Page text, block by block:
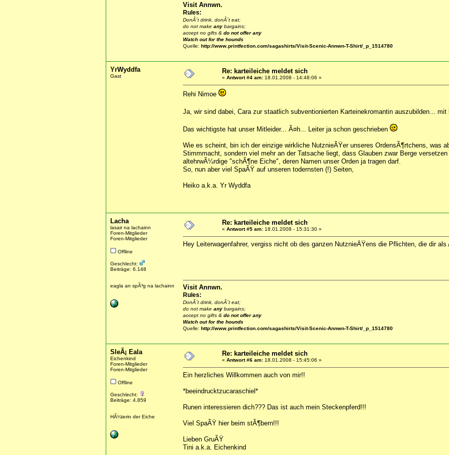
Visit Annwn.
Rules:
DonÂ´t drink, donÂ´t eat;
do not make any bargains;
accept no gifts & do not offer any
Watch out for the hounds
Quelle: http://www.printfection.com/sagashirts/Visit-Scenic-Annwn-T-Shirt/_p_1514780
YrWyddfa
Gast
Re: karteileiche meldet sich
« Antwort #4 am: 18.01.2008 - 14:48:06 »
Rehi Nimoe
Ja, wir sind dabei, Cara zur staatlich subventionierten Karteinekromantin auszubilden...
Das wichtigste hat unser Mitleider... Ã¤h... Leiter ja schon geschrieben
Wie es scheint, bin ich der einzige wirkliche NutznieÃŸer unseres OrdensÃ¶rtchens, was
Stimmmacht, sondern viel mehr an der Tatsache liegt, dass Glauben zwar Berge
altehrwÃ¼rdige "schÃ¶ne Eiche", deren Namen unser Orden ja tragen darf.
So, nun aber viel SpaÃŸ auf unseren todernsten (!) Seiten,
Heiko a.k.a. Yr Wyddfa
Lacha
lasair na lachainn
Foren-Mitglieder
Foren-Mitglieder
Offline
Geschlecht:
Beiträge: 6.148
eagla an spÃ³g na lachainn
Re: karteileiche meldet sich
« Antwort #5 am: 18.01.2008 - 15:31:30 »
Hey Leiterwagenfahrer, vergiss nicht ob des ganzen NutznieÃŸens die Pflichten, die dir
Visit Annwn.
Rules:
DonÂ´t drink, donÂ´t eat;
do not make any bargains;
accept no gifts & do not offer any
Watch out for the hounds
Quelle: http://www.printfection.com/sagashirts/Visit-Scenic-Annwn-T-Shirt/_p_1514780
SleÃ¡ Eala
Eichenkind
Foren-Mitglieder
Foren-Mitglieder
Offline
Geschlecht:
Beiträge: 4.859
HÃ¼terin der Eiche
Re: karteileiche meldet sich
« Antwort #6 am: 18.01.2008 - 15:45:06 »
Ein herzliches Willkommen auch von mir!!
*beeindrucktzucaraschiel*
Runen interessieren dich??? Das ist auch mein Steckenpferd!!!
Viel SpaÃŸ hier beim stÃ¶bern!!!
Lieben GruÃŸ
Tini a.k.a. Eichenkind